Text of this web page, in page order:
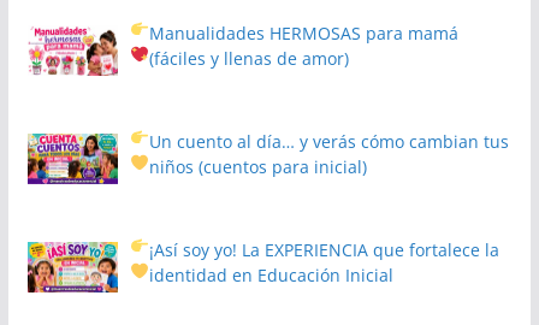
Manualidades HERMOSAS para mamá
(fáciles y llenas de amor)
Un cuento al día… y verás cómo cambian tus
niños(cuentos para inicial)
¡Así soy yo! La EXPERIENCIA que fortalece la
identidad en Educación Inicial